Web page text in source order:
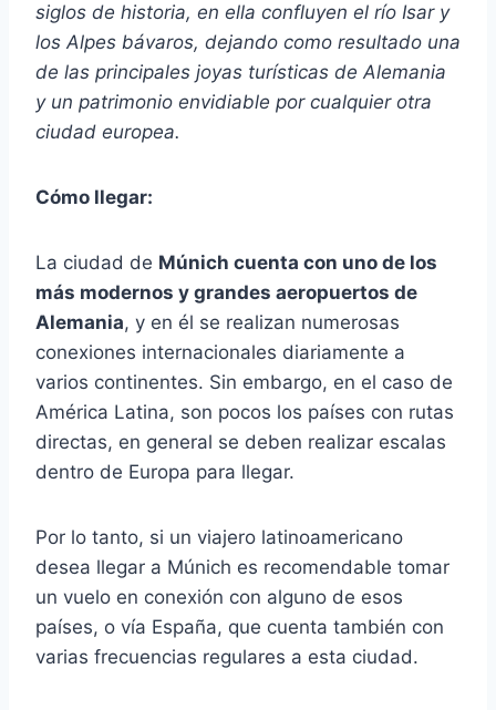
siglos de historia, en ella confluyen el río Isar y
los Alpes bávaros, dejando como resultado una
de las principales joyas turísticas de Alemania
y un patrimonio envidiable por cualquier otra
ciudad europea.
Cómo llegar:
La ciudad de Múnich cuenta con uno de los
más modernos y grandes aeropuertos de
Alemania, y en él se realizan numerosas
conexiones internacionales diariamente a
varios continentes. Sin embargo, en el caso de
América Latina, son pocos los países con rutas
directas, en general se deben realizar escalas
dentro de Europa para llegar.
Por lo tanto, si un viajero latinoamericano
desea llegar a Múnich es recomendable tomar
un vuelo en conexión con alguno de esos
países, o vía España, que cuenta también con
varias frecuencias regulares a esta ciudad.